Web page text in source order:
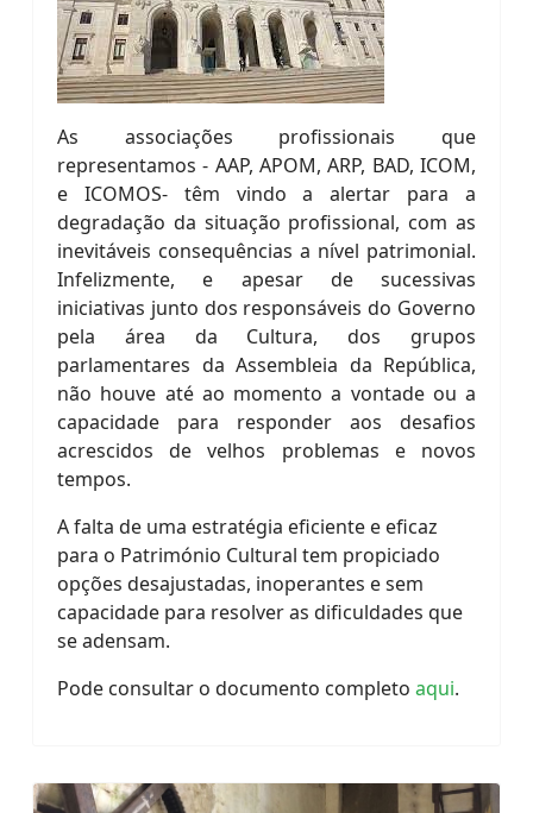
As associações profissionais que
representamos - AAP, APOM, ARP, BAD, ICOM,
e ICOMOS- têm vindo a alertar para a
degradação da situação profissional, com as
inevitáveis consequências a nível patrimonial.
Infelizmente, e apesar de sucessivas
iniciativas junto dos responsáveis do Governo
pela área da Cultura, dos grupos
parlamentares da Assembleia da República,
não houve até ao momento a vontade ou a
capacidade para responder aos desafios
acrescidos de velhos problemas e novos
tempos.
A falta de uma estratégia eficiente e eficaz
para o Património Cultural tem propiciado
opções desajustadas, inoperantes e sem
capacidade para resolver as dificuldades que
se adensam.
Pode consultar o documento completo aqui.